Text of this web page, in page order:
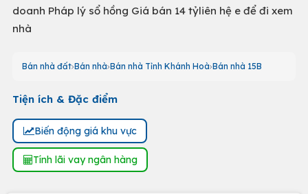
doanh Pháp lý sổ hồng Giá bán 14 tỷliên hệ e để đi xem
nhà
Bán nhà đất Bán nhà Bán nhà Tỉnh Khánh Hoà Bán nhà 15B
Tiện ích & Đặc điểm
Biến động giá khu vực
Tính lãi vay ngân hàng